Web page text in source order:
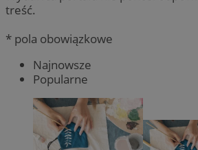
treść.
* pola obowiązkowe
Najnowsze
Popularne